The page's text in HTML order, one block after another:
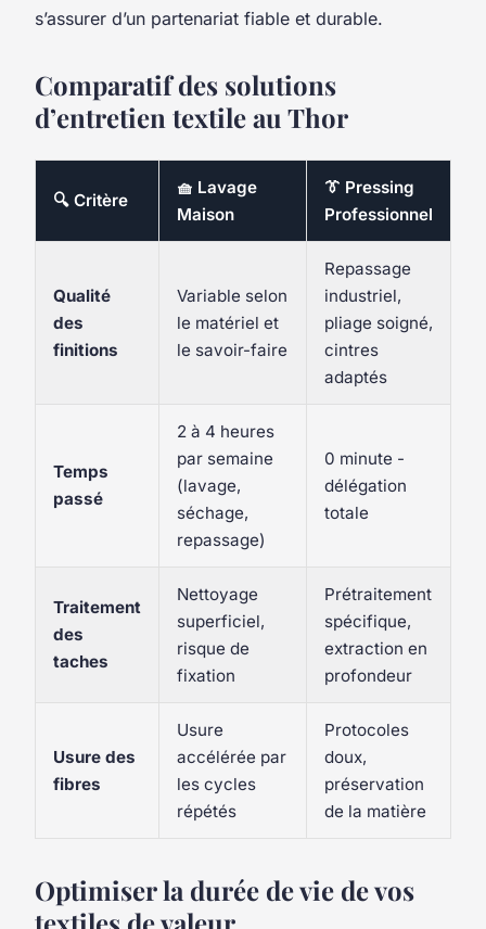
s’assurer d’un partenariat fiable et durable.
Comparatif des solutions
d’entretien textile au Thor
🔍 Critère
🧺 Lavage
Maison
👔 Pressing
Professionnel
Qualité
des
finitions
Variable selon
le matériel et
le savoir-faire
Repassage
industriel,
pliage soigné,
cintres
adaptés
Temps
passé
2 à 4 heures
par semaine
(lavage,
séchage,
repassage)
0 minute -
délégation
totale
Traitement
des
taches
Nettoyage
superficiel,
risque de
fixation
Prétraitement
spécifique,
extraction en
profondeur
Usure des
fibres
Usure
accélérée par
les cycles
répétés
Protocoles
doux,
préservation
de la matière
Optimiser la durée de vie de vos
textiles de valeur